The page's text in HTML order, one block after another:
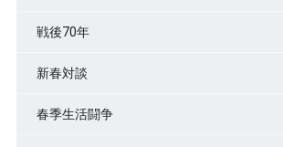
戦後70年
新春対談
春季生活闘争